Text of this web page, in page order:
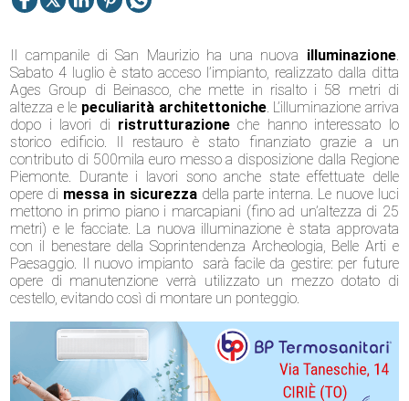
Il campanile di San Maurizioha una nuova illuminazione.
Sabato 4 luglio è stato acceso l’impianto, realizzato dalla ditta
Ages Group di Beinasco, che mette in risalto i 58 metri di
altezza e le peculiarità architettoniche. L’illuminazione arriva
dopo i lavori di ristrutturazione che hanno interessato lo
storico edificio. Il restauro è stato finanziato grazie a un
contributo di 500mila euro messo a disposizione dalla Regione
Piemonte. Durante i lavori sono anche state effettuate delle
opere di messa in sicurezzadella parte interna. Le nuove luci
mettono in primo piano i marcapiani (fino ad un’altezza di 25
metri) e le facciate. La nuova illuminazione è stata approvata
con il benestare della Soprintendenza Archeologia, Belle Arti e
Paesaggio. Il nuovo impianto sarà facile da gestire: per future
opere di manutenzione verrà utilizzato un mezzo dotato di
cestello, evitando così di montare un ponteggio.